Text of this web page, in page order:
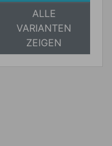
ALLE
VARIANTEN
ZEIGEN